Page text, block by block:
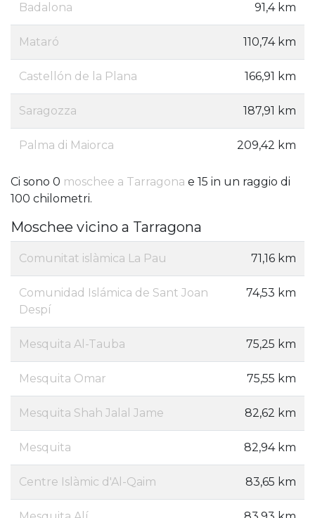
Badalona 91,4 km
Mataró 110,74 km
Castellón de la Plana 166,91 km
Saragozza 187,91 km
Palma di Maiorca 209,42 km
Ci sono 0 moschee a Tarragona e 15 in un raggio di
100 chilometri.
Moschee vicino a Tarragona
Comunitat islàmica La Pau 71,16 km
Comunidad Islámica de Sant Joan
Despí
74,53 km
Mesquita Al-Tauba 75,25 km
Mesquita Omar 75,55 km
Mesquita Shah Jalal Jame 82,62 km
Mesquita 82,94 km
Centre Islàmic d'Al-Qaim 83,65 km